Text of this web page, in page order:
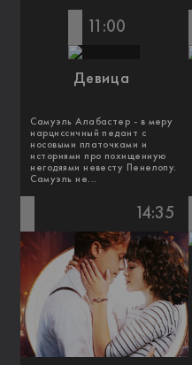
11:00
Девица
Самуэль Алабастер - в меру
нарциссичный педант с
носовыми платочками и
историями про похищенную
негодяями невесту Пенелопу.
Самуэль не...
14:35